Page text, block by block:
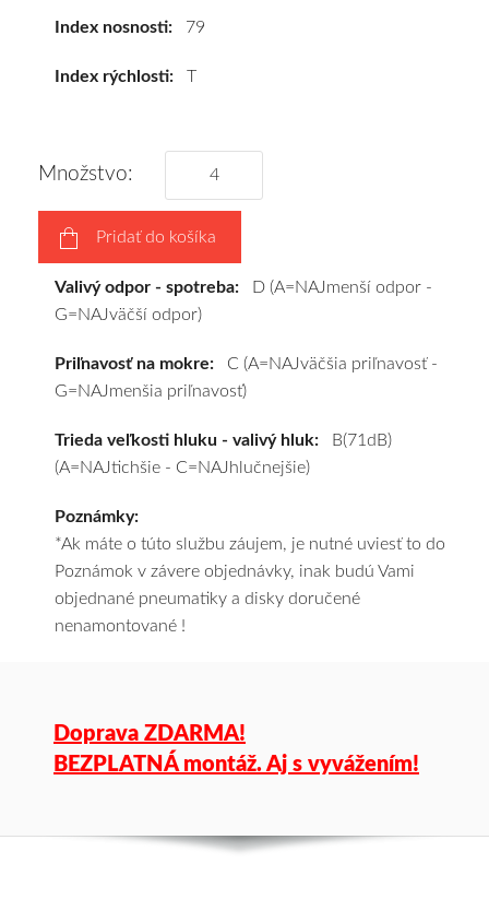
obujeme
disky
pošleme
zadarmo.
Index nosnosti: 79
Index rýchlosti: T
Množstvo:
Pridať do košíka
Valivý odpor - spotreba: D (A=NAJmenší odpor -
G=NAJväčší odpor)
Priľnavosť na mokre: C (A=NAJväčšia priľnavosť -
G=NAJmenšia priľnavosť)
Trieda veľkosti hluku - valivý hluk: B(71dB)
(A=NAJtichšie - C=NAJhlučnejšie)
Poznámky:
*Ak máte o túto službu záujem, je nutné uviesť to do
Poznámok v závere objednávky, inak budú Vami
objednané pneumatiky a disky doručené
nenamontované !
Doprava ZDARMA!
BEZPLATNÁ montáž. Aj s vyvážením!